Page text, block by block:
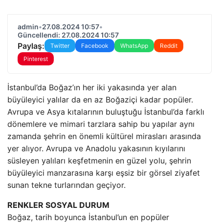
admin•27.08.2024 10:57•
Güncellendi: 27.08.2024 10:57
Paylaş: Twitter Facebook WhatsApp
Reddit
Pinterest
İstanbul’da Boğaz’ın her iki yakasında yer alan
büyüleyici yalılar da en az Boğaziçi kadar popüler.
Avrupa ve Asya kıtalarının buluştuğu İstanbul’da farklı
dönemlere ve mimari tarzlara sahip bu yapılar aynı
zamanda şehrin en önemli kültürel mirasları arasında
yer alıyor. Avrupa ve Anadolu yakasının kıyılarını
süsleyen yalıları keşfetmenin en güzel yolu, şehrin
büyüleyici manzarasına karşı eşsiz bir görsel ziyafet
sunan tekne turlarından geçiyor.
RENKLER SOSYAL DURUM
Boğaz, tarih boyunca İstanbul’un en popüler